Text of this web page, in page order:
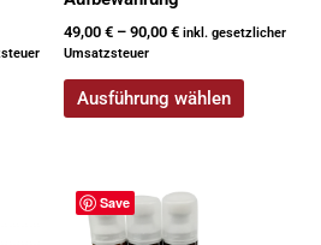
49,00 € – 90,00 € inkl. gesetzlicher
Umsatzsteuer
Ausführung wählen
Save
Dieses
Produkt